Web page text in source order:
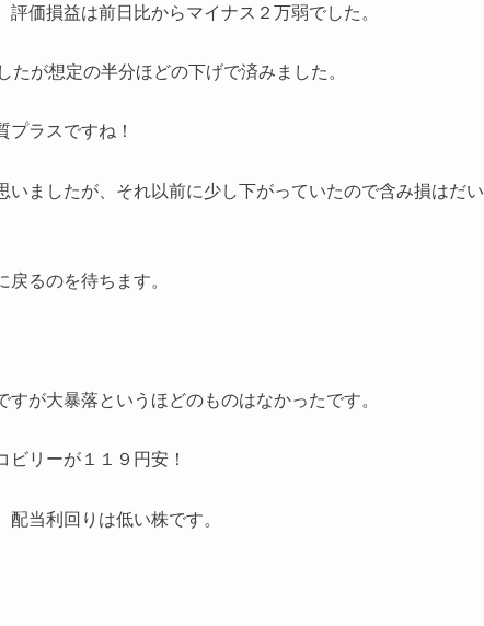
価損益は前日比からマイナス２万弱でした。
が想定の半分ほどの下げで済みました。
ラスですね！
ましたが、それ以前に少し下がっていたので含み損はだい
るのを待ちます。
が大暴落というほどのものはなかったです。
リーが１１９円安！
当利回りは低い株です。